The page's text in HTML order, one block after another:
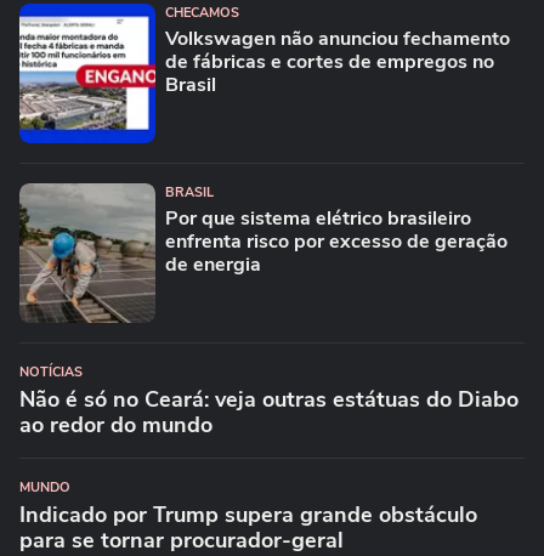
CHECAMOS
Volkswagen não anunciou fechamento
de fábricas e cortes de empregos no
Brasil
BRASIL
Por que sistema elétrico brasileiro
enfrenta risco por excesso de geração
de energia
NOTÍCIAS
Não é só no Ceará: veja outras estátuas do Diabo
ao redor do mundo
MUNDO
Indicado por Trump supera grande obstáculo
para se tornar procurador-geral